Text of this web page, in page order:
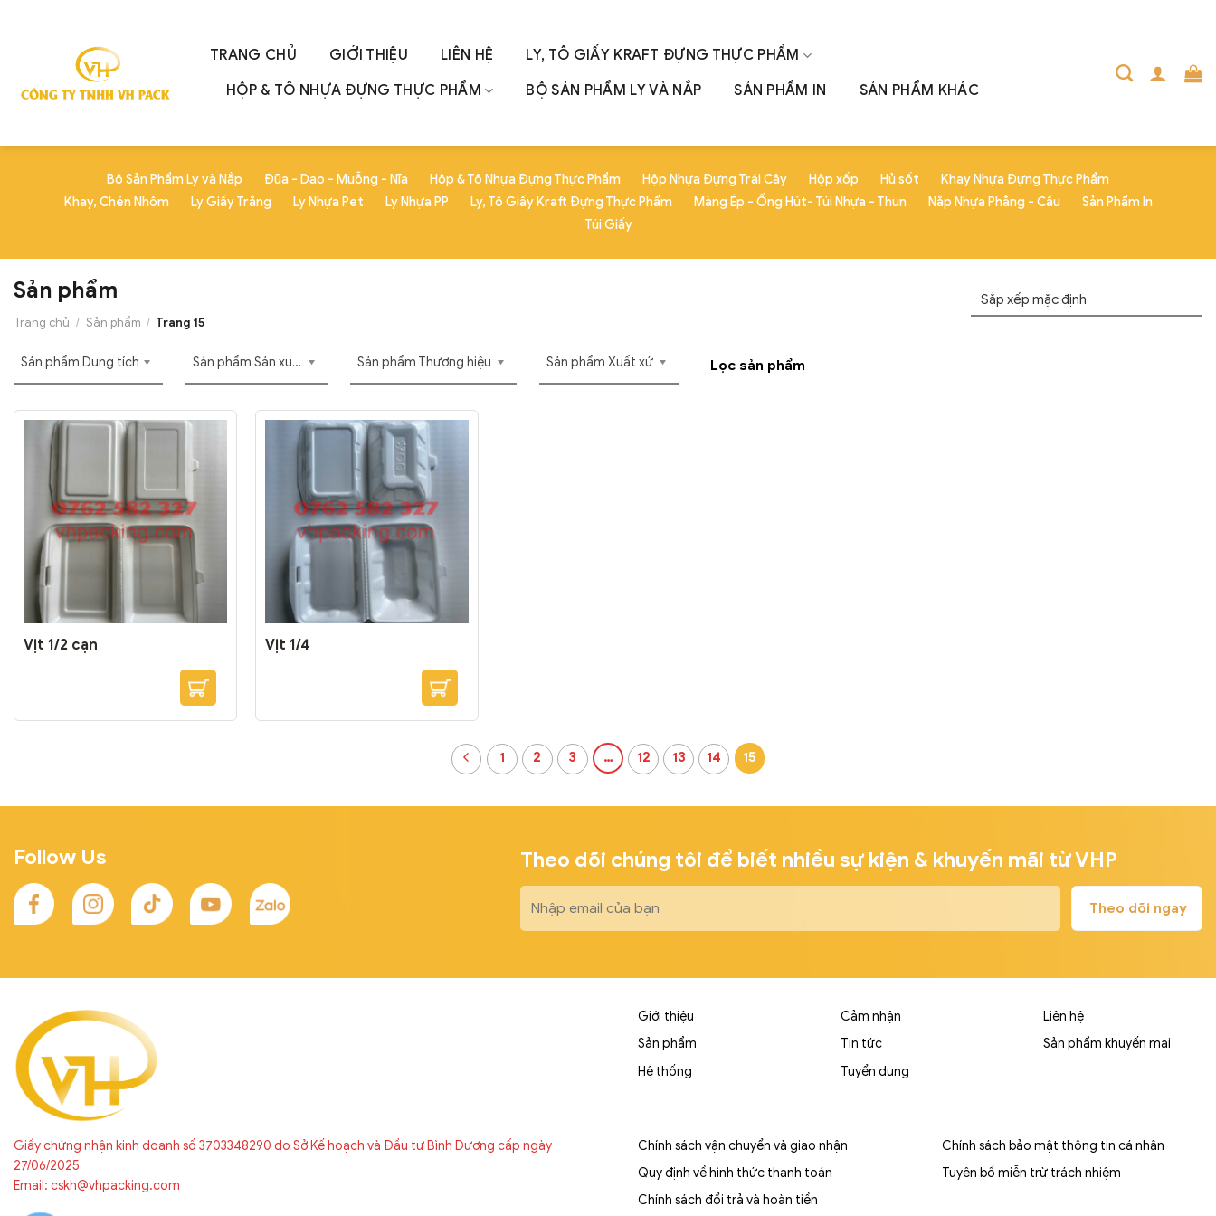
TRANG CHỦ GIỚI THIỆU LIÊN HỆ
LY, TÔ GIẤY KRAFT ĐỰNG THỰC PHẨM
HỘP & TÔ NHỰA ĐỰNG THỰC PHẨM
BỘ SẢN PHẨM LY VÀ NẮP SẢN PHẨM IN SẢN PHẨM KHÁC
Bộ Sản Phẩm Ly và Nắp Đũa - Dao - Muỗng - Nĩa Hộp & Tô Nhựa Đựng Thực Phẩm Hộp Nhựa Đựng Trái Cây Hộp xốp Hủ sốt
Khay Nhựa Đựng Thực Phẩm
Khay, Chén Nhôm
Ly Giấy Trắng Ly Nhựa Pet Ly Nhựa PP Ly, Tô Giấy Kraft Đựng Thực Phẩm Màng Ép - Ống Hút- Túi Nhựa - Thun Nắp Nhựa Phẳng - Cầu
Sản Phẩm In
Túi Giấy
Sản phẩm
Trang chủ / Sản phẩm / Trang 15
Sản phẩm Dung tích Sản phẩm Sản xuất Sản phẩm Thương hiệu Sản phẩm Xuất xứ Lọc sản phẩm
Vịt 1/2 cạn Vịt 1/4
1 2 3 … 12 13 14 15
Follow Us Theo dõi chúng tôi để biết nhiều sự kiện & khuyến mãi từ VHP
Giới thiệu
Sản phẩm
Hệ thống
Cảm nhận
Tin tức
Tuyển dụng
Liên hệ
Sản phẩm khuyến mại
Giấy chứng nhận kinh doanh số 3703348290 do Sở Kế hoạch và Đầu tư Bình Dương cấp ngày
27/06/2025
Email: cskh@vhpacking.com
Chính sách vận chuyển và giao nhận
Quy định về hình thức thanh toán
Chính sách đổi trả và hoàn tiền
Chính sách bảo mật thông tin cá nhân
Tuyên bố miễn trừ trách nhiệm